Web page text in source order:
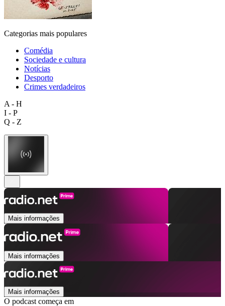
Categorias mais populares
Comédia
Sociedade e cultura
Notícias
Desporto
Crimes verdadeiros
A - H
I - P
Q - Z
Mais informações
Mais informações
Mais informações
O podcast começa em